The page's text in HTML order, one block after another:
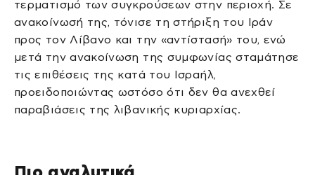
τερματισμό των συγκρούσεων στην περιοχή. Σε
ανακοίνωσή της, τόνισε τη στήριξη του Ιράν
προς τον Λίβανο και την «αντίστασή» του, ενώ
μετά την ανακοίνωση της συμφωνίας σταμάτησε
τις επιθέσεις της κατά του Ισραήλ,
προειδοποιώντας ωστόσο ότι δεν θα ανεχθεί
παραβιάσεις της λιβανικής κυριαρχίας.